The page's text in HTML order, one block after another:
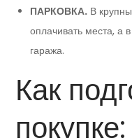
ПАРКОВКА. В
оплачивать места, а
гаража.
Как